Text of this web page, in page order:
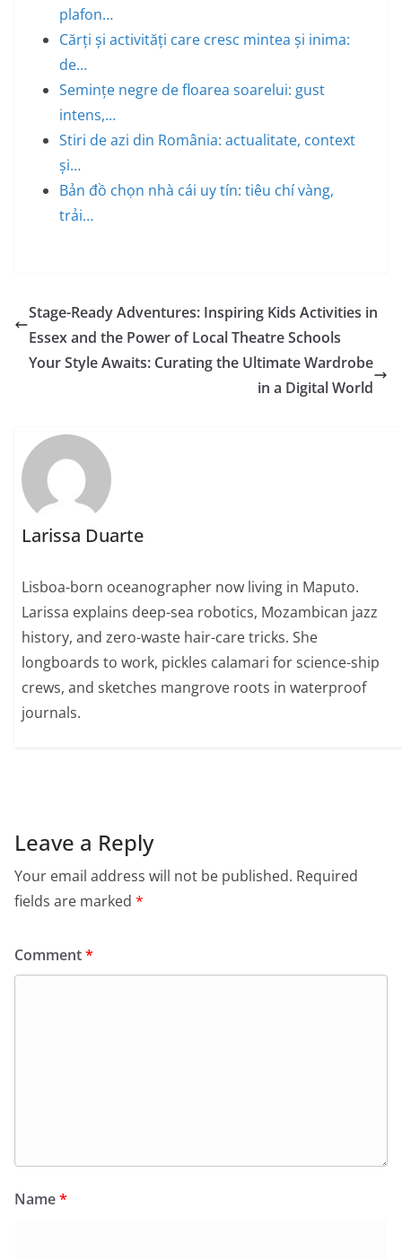
plafon…
Cărți și activități care cresc mintea și inima:
de…
Semințe negre de floarea soarelui: gust
intens,…
Stiri de azi din România: actualitate, context
și…
Bản đồ chọn nhà cái uy tín: tiêu chí vàng,
trải…
Stage-Ready Adventures: Inspiring Kids Activities in
Essex and the Power of Local Theatre Schools
Your Style Awaits: Curating the Ultimate Wardrobe
in a Digital World
Larissa Duarte
Lisboa-born oceanographer now living in Maputo.
Larissa explains deep-sea robotics, Mozambican jazz
history, and zero-waste hair-care tricks. She
longboards to work, pickles calamari for science-ship
crews, and sketches mangrove roots in waterproof
journals.
Leave a Reply
Your email address will not be published. Required
fields are marked *
Comment*
Name*